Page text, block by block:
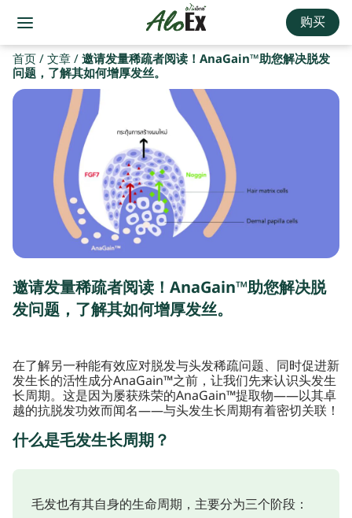
购买
首页/文章/邀请发量稀疏者阅读！AnaGain™助您解决脱发
问题，了解其如何增厚发丝。
邀请发量稀疏者阅读！AnaGain™助您解决脱
发问题，了解其如何增厚发丝。
在了解另一种能有效应对脱发与头发稀疏问题、同时促进新
发生长的活性成分AnaGain™之前，让我们先来认识头发生
长周期。这是因为屡获殊荣的AnaGain™提取物——以其卓
越的抗脱发功效而闻名——与头发生长周期有着密切关联！
什么是毛发生长周期？
毛发也有其自身的生命周期，主要分为三个阶段：